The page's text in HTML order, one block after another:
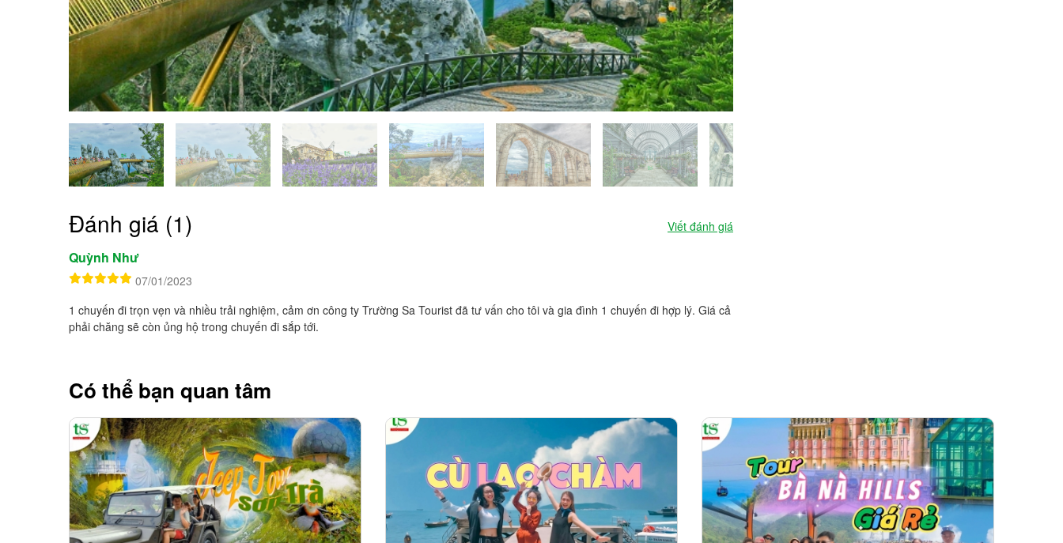
Đánh giá (1) Viết đánh giá
Quỳnh Như
07/01/2023
1 chuyến đi trọn vẹn và nhiều trải nghiệm, cảm ơn công ty Trường Sa Tourist đã tư vấn cho tôi và gia đình 1 chuyến đi hợp lý. Giá cả
phải chăng sẽ còn ủng hộ trong chuyến đi sắp tới.
Có thể bạn quan tâm